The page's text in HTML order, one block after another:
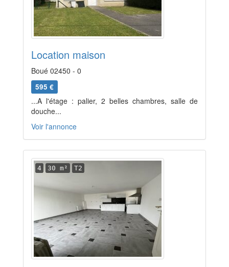
Location maison
Boué 02450 - 0
595 €
...A l'étage : palier, 2 belles chambres, salle de
douche...
Voir l'annonce
4 30 m² T2